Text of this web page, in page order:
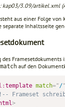
kap03/3.09/artikel.xml
aus einer Folge
separate Inhaltsseite
des
match auf den
template match="/
Frameset
>